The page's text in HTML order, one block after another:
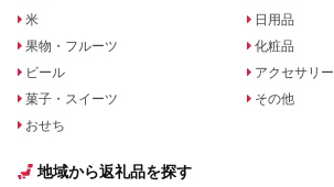
米
果物・フルーツ
ビール
菓子・スイーツ
おせち
日用品
化粧品
アクセサリー
その他
地域から返礼品を探す